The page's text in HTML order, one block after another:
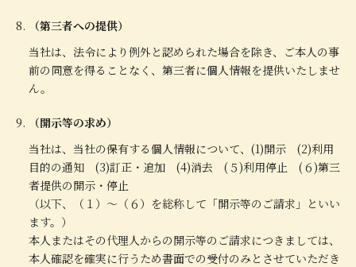
（第三者への提供）
当社は、法令により例外と認められた場合を除き、ご本人の事
前の同意を得ることなく、第三者に個人情報を提供いたしませ
ん。
（開示等の求め）
当社は、当社の保有する個人情報について、(1)開示 (2)利用
目的の通知 (3)訂正・追加 (4)消去 (５)利用停止 (６)第三
者提供の開示・停止
（以下、（１）～（６）を総称して「開示等のご請求」といい
ます。）
本人またはその代理人からの開示等のご請求につきましては、
本人確認を確実に行うため書面での受付のみとさせていただき